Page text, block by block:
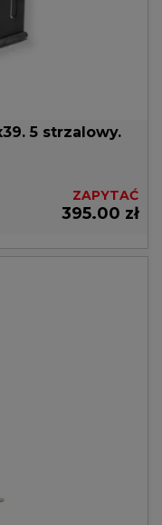
5 strzalowy.
ZAPYTAĆ
395.00 zł